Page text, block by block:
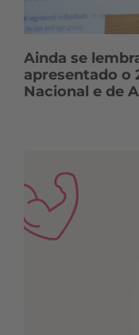
Ainda se
apresentado o
Nacional e de